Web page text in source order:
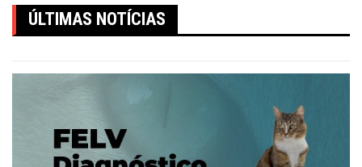
ÚLTIMAS NOTÍCIAS